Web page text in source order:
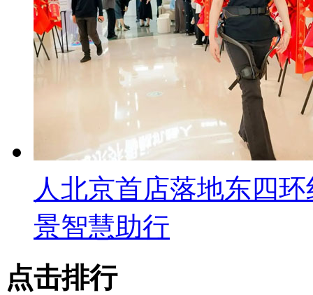
人北京首店落地东四
景智慧助行
点击排行